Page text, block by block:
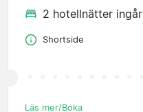
2 hotellnätter ingår
Shortside
Läs mer/Boka